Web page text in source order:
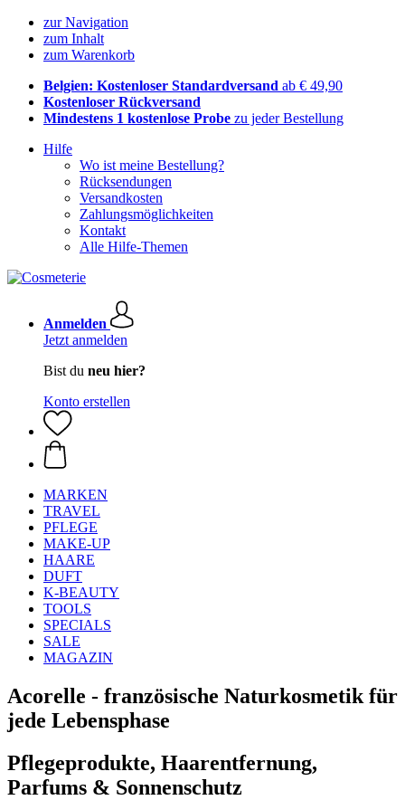
zur Navigation
zum Inhalt
zum Warenkorb
Belgien: Kostenloser Standardversand ab € 49,90
Kostenloser Rückversand
Mindestens 1 kostenlose Probe zu jeder Bestellung
Hilfe
Wo ist meine Bestellung?
Rücksendungen
Versandkosten
Zahlungsmöglichkeiten
Kontakt
Alle Hilfe-Themen
Anmelden
Jetzt anmelden
Bist du neu hier?
Konto erstellen
MARKEN
TRAVEL
PFLEGE
MAKE-UP
HAARE
DUFT
K-BEAUTY
TOOLS
SPECIALS
SALE
MAGAZIN
Acorelle - französische Naturkosmetik für
jede Lebensphase
Pflegeprodukte, Haarentfernung,
Parfums & Sonnenschutz